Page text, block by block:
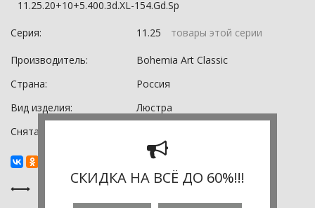
11.25.20+10+5.400.3d.XL-154.Gd.Sp
Серия: 11.25 товары этой серии
Производитель:
Bohemia Art Classic
Страна:
Россия
Вид изделия:
Люстра
Снята с производства:
СКИДКА НА ВСЁ ДО 60%!!!